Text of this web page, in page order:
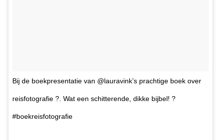
Bij de boekpresentatie van @lauravink’s prachtige boek over
reisfotografie ?. Wat een schitterende, dikke bijbel! ?
#boekreisfotografie